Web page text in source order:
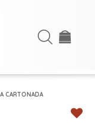
CARTONADA